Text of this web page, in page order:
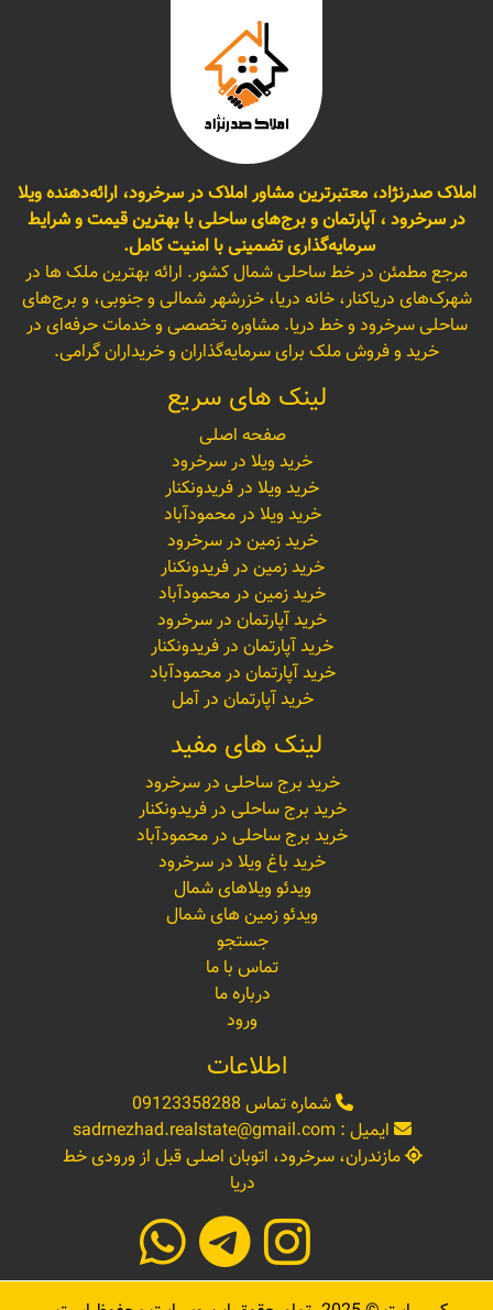
املاک صدرنژاد، معتبرترین مشاور املاک در سرخرود، ارائه‌دهنده ویلا
در سرخرود ، آپارتمان و برج‌های ساحلی با بهترین قیمت و شرایط
سرمایه‌گذاری تضمینی با امنیت کامل.
مرجع مطمئن در خط ساحلی شمال کشور. ارائه بهترین ملک ها در
شهرک‌های دریاکنار، خانه دریا، خزرشهر شمالی و جنوبی، و برج‌های
ساحلی سرخرود و خط دریا. مشاوره تخصصی و خدمات حرفه‌ای در
خرید و فروش ملک برای سرمایه‌گذاران و خریداران گرامی.
لینک های سریع
صفحه اصلی
خرید ویلا در سرخرود
خرید ویلا در فریدونکنار
خرید ویلا در محمودآباد
خرید زمین در سرخرود
خرید زمین در فریدونکنار
خرید زمین در محمودآباد
خرید آپارتمان در سرخرود
خرید آپارتمان در فریدونکنار
خرید آپارتمان در محمودآباد
خرید آپارتمان در آمل
لینک های مفید
خرید برج ساحلی در سرخرود
خرید برج ساحلی در فریدونکنار
خرید برج ساحلی در محمودآباد
خرید باغ ویلا در سرخرود
ویدئو ویلاهای شمال
ویدئو زمین های شمال
جستجو
تماس با ما
درباره ما
ورود
اطلاعات
شماره تماس 09123358288
ایمیل : sadrnezhad.realstate@gmail.com
مازندران، سرخرود، اتوبان اصلی قبل از ورودی خط
دریا